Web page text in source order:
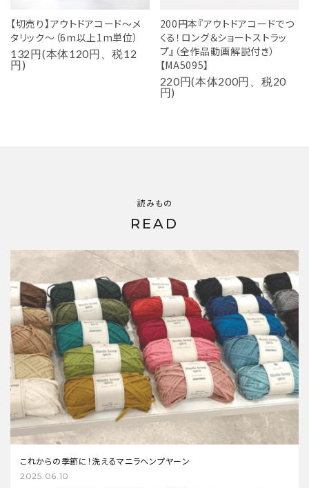
【切売り】アウトドアコード～メ
タリック～（6m以上1m単位）
132円(本体120円、税12
円)
200円本『アウトドアコードでつ
くる！ロング＆ショートストラッ
プ』（全作品動画解説付き）
【MA5095】
220円(本体200円、税20
円)
読みもの
READ
これからの季節に！洗えるマニラヘンプヤーン
2025.06.10